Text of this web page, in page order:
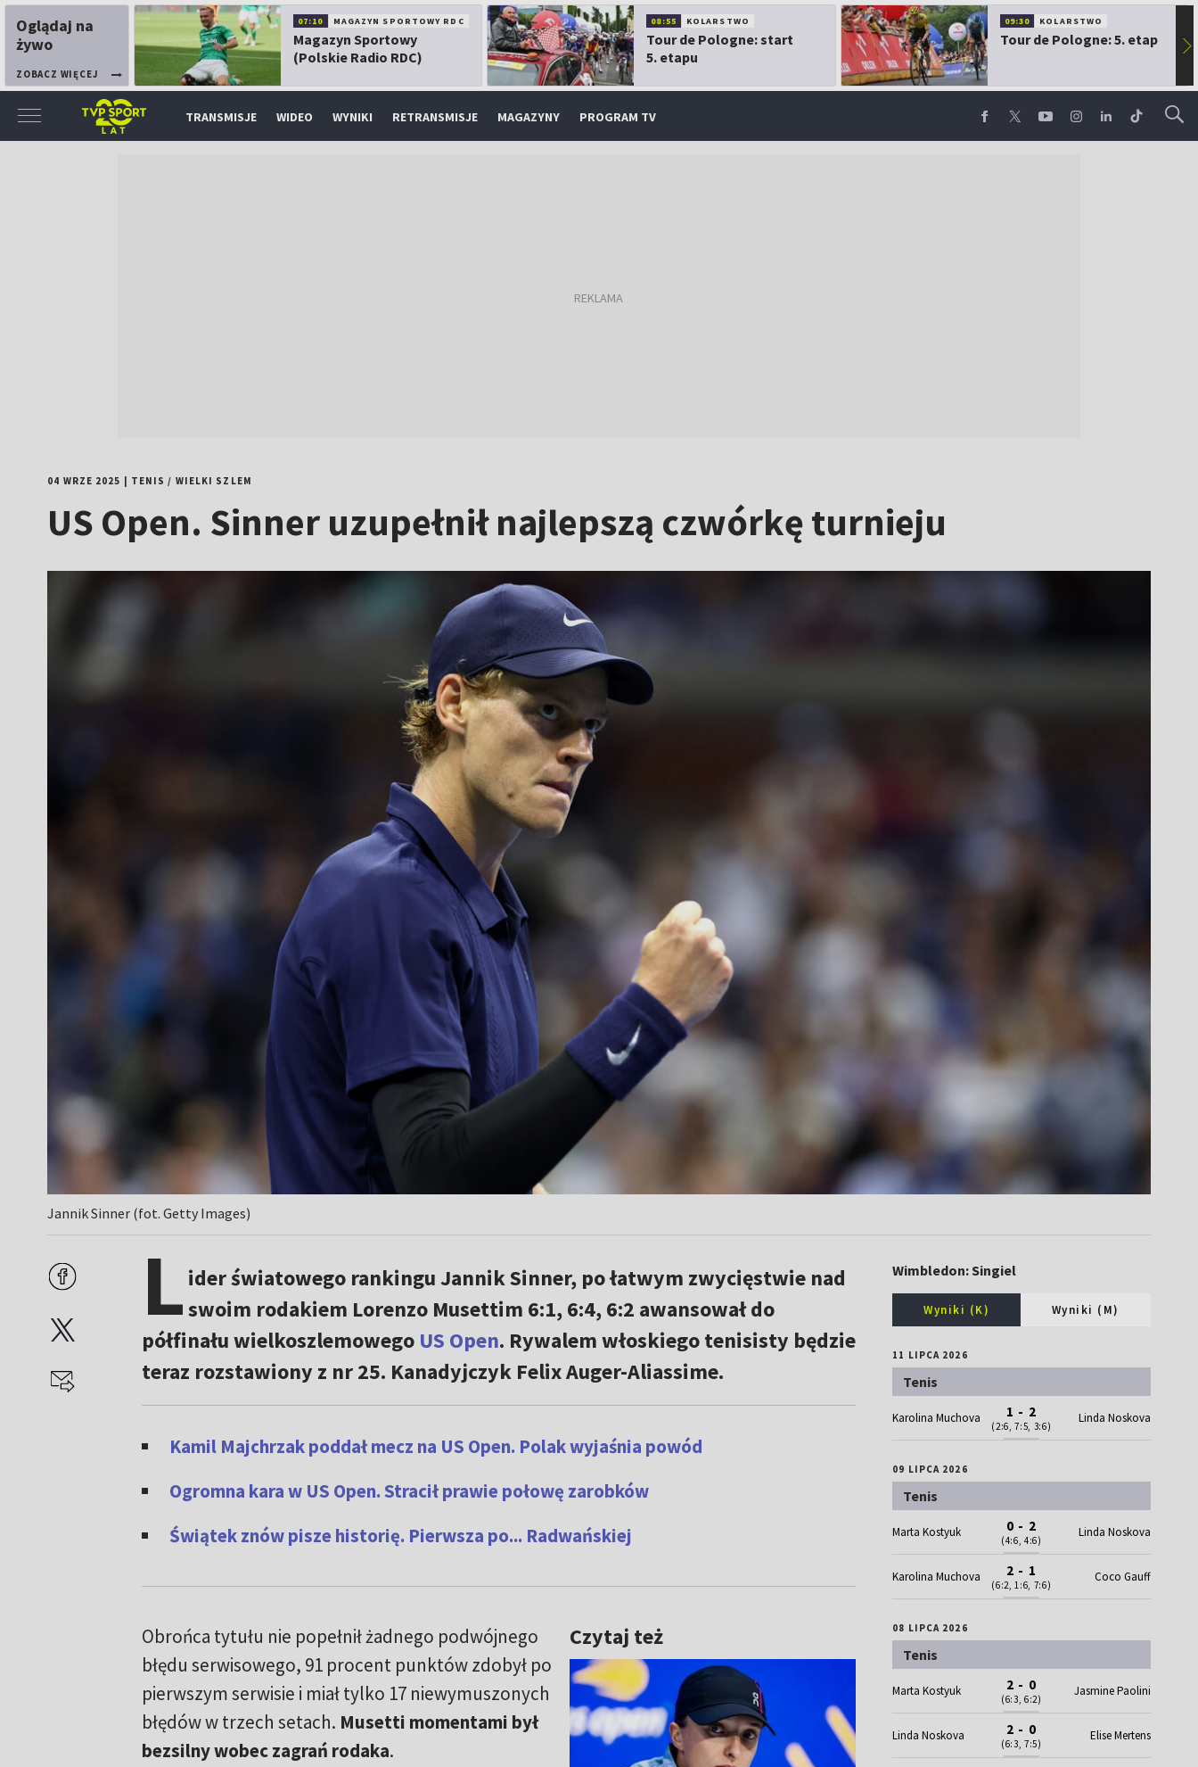
Oglądaj na
żywo
ZOBACZ WIĘCEJ
07:10 MAGAZYN SPORTOWY RDC
Magazyn Sportowy
(Polskie Radio RDC)
08:55 KOLARSTWO
Tour de Pologne: start
5. etapu
09:30 KOLARSTWO
Tour de Pologne: 5. etap ▶
TRANSMISJE WIDEO WYNIKI RETRANSMISJE MAGAZYNY PROGRAM TV
04 WRZE 2025 TENIS / WIELKI SZLEM
US Open. Sinner uzupełnił najlepszą czwórkę turnieju
Jannik Sinner (fot. Getty Images)
L ider światowego rankingu Jannik Sinner, po łatwym zwycięstwie nad
swoim rodakiem Lorenzo Musettim 6:1, 6:4, 6:2 awansował do
półfinału wielkoszlemowego US Open. Rywalem włoskiego tenisisty będzie
teraz rozstawiony z nr 25. Kanadyjczyk Felix Auger-Aliassime.
Kamil Majchrzak poddał mecz na US Open. Polak wyjaśnia powód
Ogromna kara w US Open. Stracił prawie połowę zarobków
Świątek znów pisze historię. Pierwsza po... Radwańskiej
Czytaj też
Obrońca tytułu nie popełnił żadnego podwójnego
błędu serwisowego, 91 procent punktów zdobył po
pierwszym serwisie i miał tylko 17 niewymuszonych
błędów w trzech setach. Musetti momentami był
bezsilny wobec zagrań rodaka.
Wimbledon: Singiel
Wyniki (K) Wyniki (M)
11 LIPCA 2026
Tenis
Karolina Muchova 1 - 2
(2:6, 7:5, 3:6)
Linda Noskova
09 LIPCA 2026
Tenis
Marta Kostyuk 0 - 2
(4:6, 4:6)
Linda Noskova
Karolina Muchova 2 - 1
(6:2, 1:6, 7:6)
Coco Gauff
08 LIPCA 2026
Tenis
Marta Kostyuk 2 - 0
(6:3, 6:2)
Jasmine Paolini
Linda Noskova 2 - 0
(6:3, 7:5)
Elise Mertens